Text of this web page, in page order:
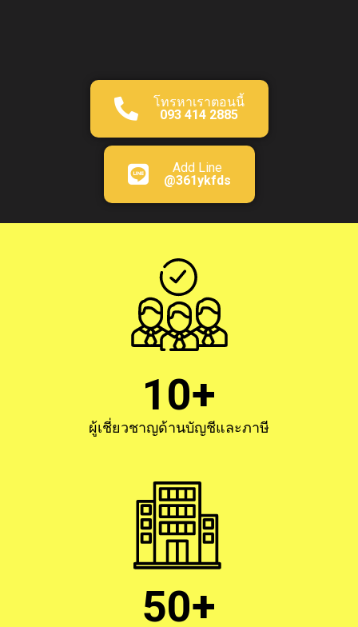
โทรหาเราตอนนี้
093 414 2885
Add Line
@361ykfds
10+
ผู้เชี่ยวชาญด้านบัญชีและภาษี
50+